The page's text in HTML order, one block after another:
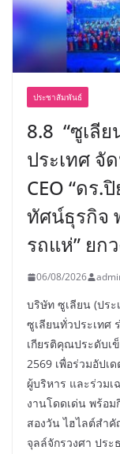
ประชาสัมพันธ์
8.8 “ซูเลี
ประเทศ จั
CEO “ดร.
ทัศน์ธุรกิจ
รถแห่” ยก
06/08/2026
บริษัท ซูเลียน (ปร
ซูเลียนทั่วประเทศ
เกียรติคุณประดับเ
2569 เพื่อร่วมอัปเ
ผู้บริหาร และร่วม
งานโดดเด่น พร้อ
สองวัน ไฮไลต์สำ
จุลล์จักรวงศา ปร